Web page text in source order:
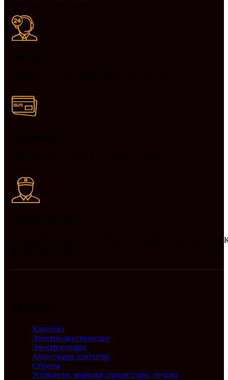
Доставляем товары по РФ транспортными компаниями
Классика
Электро-акустические
Электрогитары
Аксессуары для гитар
Струны
Усилители, комбики, процессоры, педали